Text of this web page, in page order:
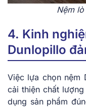
Nệm
4. Kinh
Dunlopillo
Việc lựa chọn nệm
cải thiện chất
dụng sản phẩm